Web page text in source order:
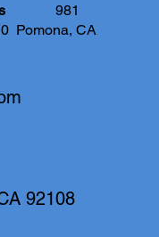
981
Pomona, CA
Rio N.